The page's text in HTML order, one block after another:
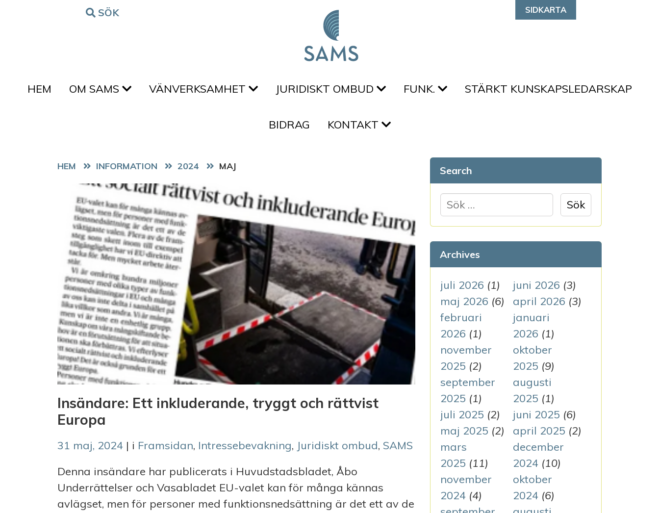
Hoppa till innehålletSÖK SIDKARTA
HEM OM SAMS VÄNVERKSAMHET JURIDISKT OMBUD FUNK. STÄRKT KUNSKAPSLEDARSKAP
BIDRAG KONTAKT
HEM 2024 MAJ
Insändare: Ett inkluderande, tryggt och rättvist
Europa
31 maj, 2024 | i Framsidan, Intressebevakning, Juridiskt ombud, SAMS
Denna insändare har publicerats i Huvudstadsbladet, Åbo
Underrättelser och Vasabladet EU-valet kan för många kännas
avlägset, men för personer med funktionsnedsättning är det ett av de
Search
ö
e
f
t
e
r
:
Archives
juli 2026 (1) juni 2026 (3)
maj 2026 (6) april 2026 (3)
februari
2026 (1)
januari
2026 (1)
november
2025 (2)
oktober
2025 (9)
september
2025 (1)
augusti
2025 (1)
juli 2025 (2) juni 2025 (6)
maj 2025 (2) april 2025 (2)
mars
2025 (11)
december
2024(10)
november
2024 (4)
oktober
2024(6)